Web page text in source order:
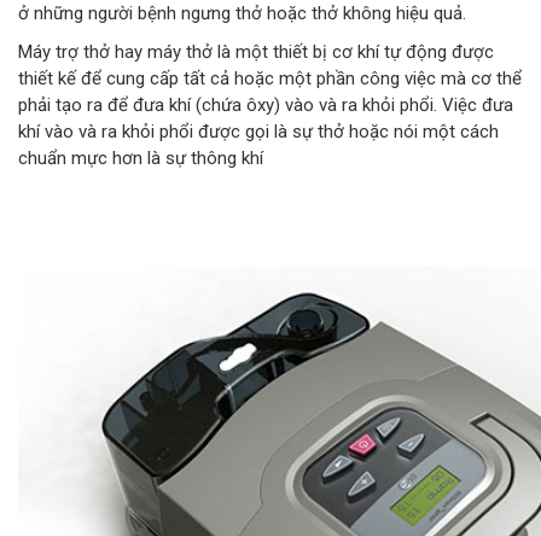
ở những người bệnh ngưng thở hoặc thở không hiệu quả.
Máy trợ thở hay máy thở là một thiết bị cơ khí tự động được
thiết kế để cung cấp tất cả hoặc một phần công việc mà cơ thể
phải tạo ra để đưa khí (chứa ôxy) vào và ra khỏi phổi. Việc đưa
khí vào và ra khỏi phổi được gọi là sự thở hoặc nói một cách
chuẩn mực hơn là sự thông khí